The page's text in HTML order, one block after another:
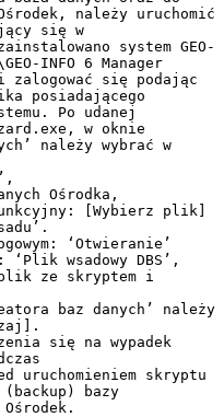
należy uruchomić
się w
system GEO-
INFO 6 Manager
zalogować się podając
posiadającego
Po udanej
w oknie
należy wybrać w
Ośrodka,
[Wybierz plik]
‘Otwieranie’
wsadowy DBS’,
ze skryptem i
baz danych’ należy
się na wypadek
uruchomieniem skryptu
(backup) bazy
Ośrodek.